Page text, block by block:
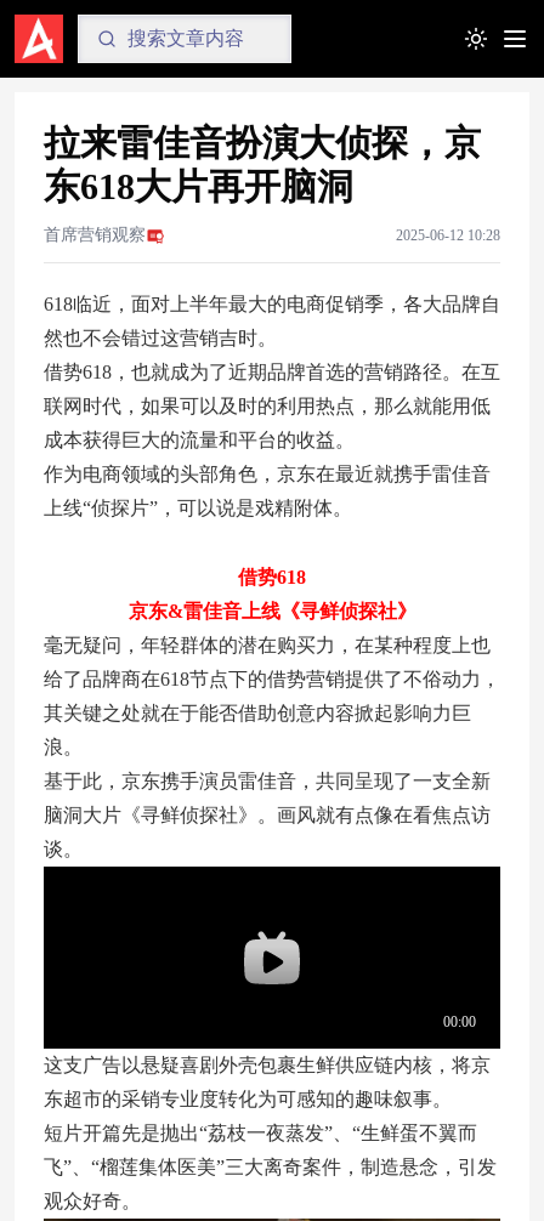
Toggle
拉来雷佳音扮演大侦探，京
东618大片再开脑洞
首席营销观察 2025-06-12 10:28
618临近，面对上半年最大的电商促销季，各大品牌自
然也不会错过这营销吉时。
借势618，也就成为了近期品牌首选的营销路径。在互
联网时代，如果可以及时的利用热点，那么就能用低
成本获得巨大的流量和平台的收益。
作为电商领域的头部角色，京东在最近就携手雷佳音
上线“侦探片”，可以说是戏精附体。
借势618
京东&雷佳音上线《寻鲜侦探社》
毫无疑问，年轻群体的潜在购买力，在某种程度上也
给了品牌商在618节点下的借势营销提供了不俗动力，
其关键之处就在于能否借助创意内容掀起影响力巨
浪。
基于此，京东携手演员雷佳音，共同呈现了一支全新
脑洞大片《寻鲜侦探社》。画风就有点像在看焦点访
谈。
这支广告以悬疑喜剧外壳包裹生鲜供应链内核，将京
东超市的采销专业度转化为可感知的趣味叙事。
短片开篇先是抛出“荔枝一夜蒸发”、“生鲜蛋不翼而
飞”、“榴莲集体医美”三大离奇案件，制造悬念，引发
观众好奇。